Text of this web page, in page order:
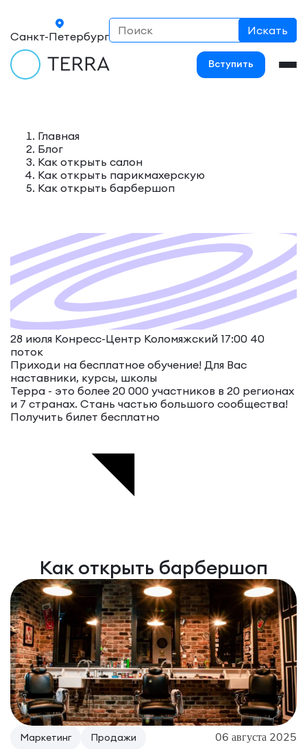
Санкт-Петербург
Вступить
Главная
Блог
Как открыть салон
Как открыть парикмахерскую
Как открыть барбершоп
28 июля Конресс-Центр Коломяжский 17:00 40
поток
Приходи на бесплатное обучение! Для Вас
наставники, курсы, школы
Терра - это более 20 000 участников в 20 регионах
и 7 странах. Стань частью большого сообщества!
Получить билет бесплатно
Как открыть барбершоп
Маркетинг Продажи 06 августа 2025